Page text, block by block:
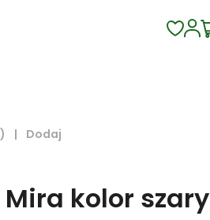
| Dodaj
kolor szary